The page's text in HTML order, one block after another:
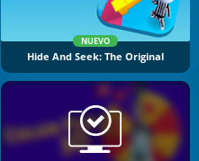
NUEVO
Hide And Seek: The Original